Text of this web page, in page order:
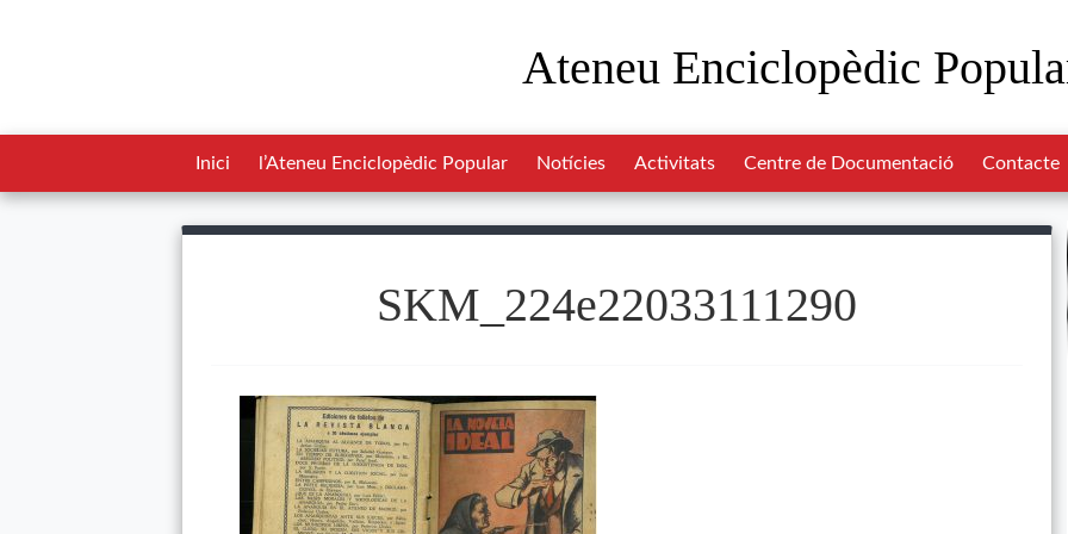
Ateneu Enciclopèdic
Inici l’Ateneu Enciclopèdic Popular Notícies Activitats Centre de Documentació Contacte
SKM_224e22033111290